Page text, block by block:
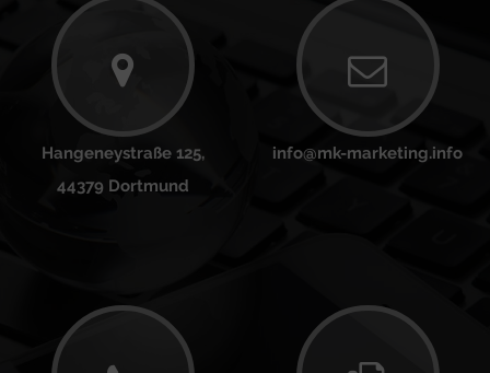
Hangeneystraße 125,
44379 Dortmund
info@mk-marketing.info